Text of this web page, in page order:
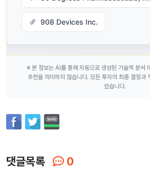
908 Devices Inc.
※ 본 정보는 AI를 통해 자동으로 생성된 기술적 분석
추천을 의미하지 않습니다. 모든 투자의 최종 결정과
있습니다.
댓글목록 0